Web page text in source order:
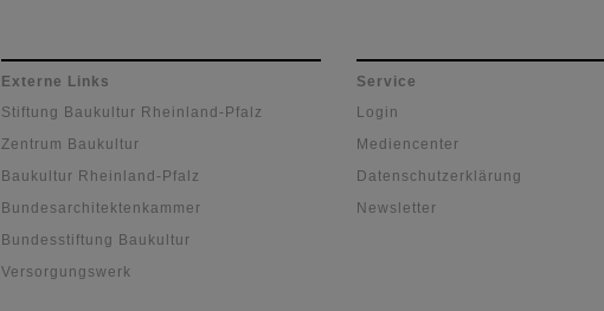
Externe Links
Stiftung Baukultur Rheinland-Pfalz
Zentrum Baukultur
Baukultur Rheinland-Pfalz
Bundesarchitektenkammer
Bundesstiftung Baukultur
Versorgungswerk
Service
Login
Mediencenter
Datenschutzerklärung
Newsletter